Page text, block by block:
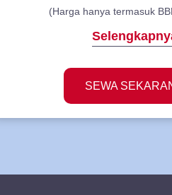
(Harga hanya termasuk
SEWA